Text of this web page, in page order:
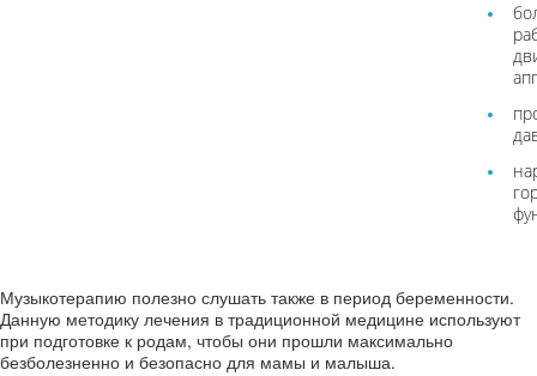
Музыкотерапию полезно слушать также в период беременности.
Данную методику лечения в традиционной медицине используют
при подготовке к родам, чтобы они прошли максимально
безболезненно и безопасно для мамы и малыша.